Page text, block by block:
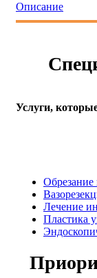
Описание
Услуги,
Обрезание
Лечение
Пластика